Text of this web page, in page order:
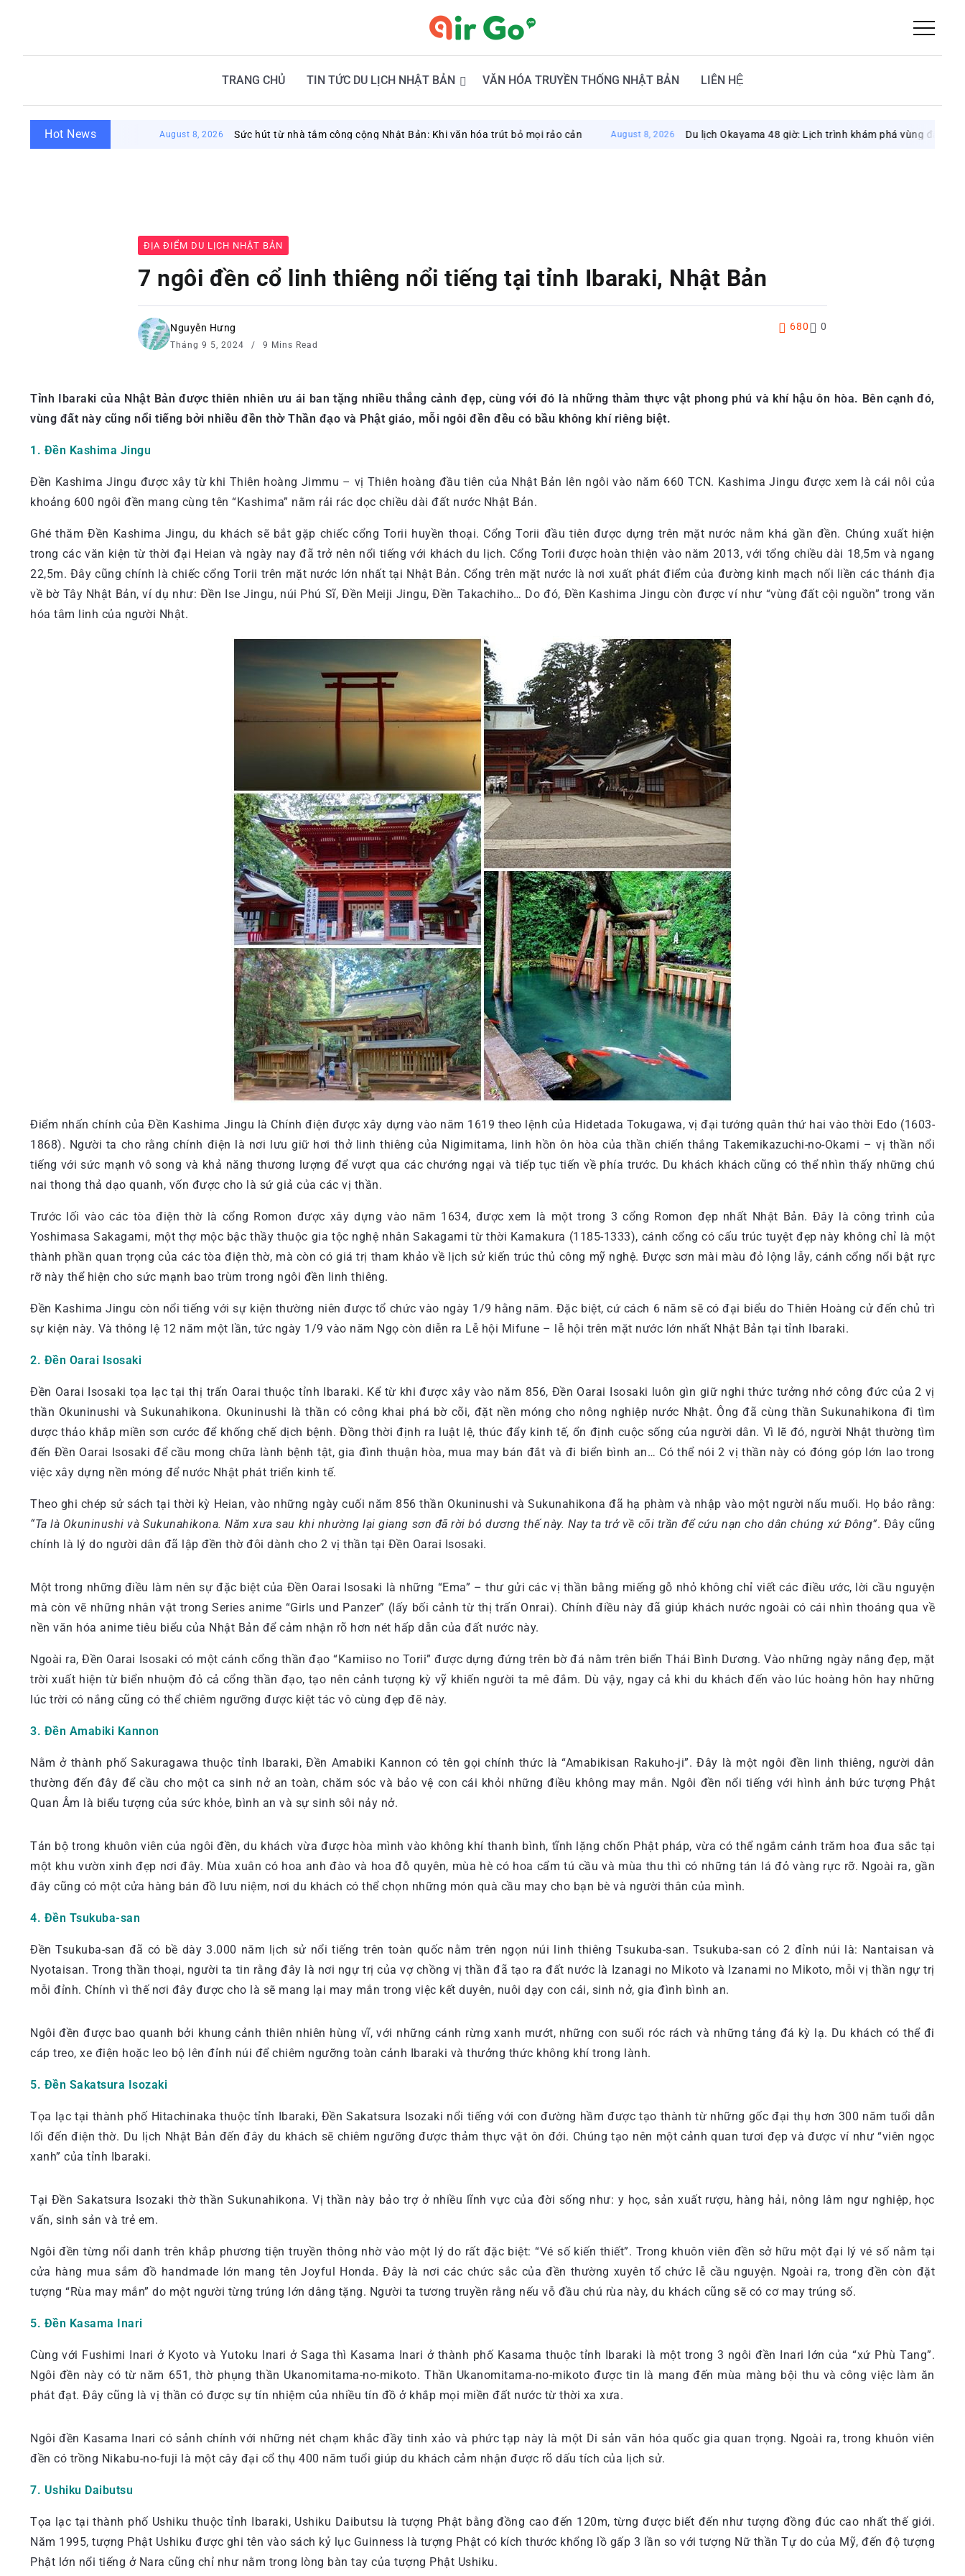
TRANG CHỦ TIN TỨC DU LỊCH NHẬT BẢN VĂN HÓA TRUYỀN THỐNG NHẬT BẢN LIÊN HỆ
Hot News August 8, 2026 Sức hút từ nhà tắm công cộng Nhật Bản: Khi văn hóa trút bỏ mọi rảo cản August 8, 2026 Du lịch Okayama 48 giờ: Lịch trình khám phá vùng đất mặt trời
ĐỊA ĐIỂM DU LỊCH NHẬT BẢN
7 ngôi đền cổ linh thiêng nổi tiếng tại tỉnh Ibaraki, Nhật Bản
Nguyễn Hưng
Tháng 9 5, 2024 9 Mins Read
680 0
Tỉnh Ibaraki của Nhật Bản được thiên nhiên ưu ái ban tặng nhiều thắng cảnh đẹp, cùng với đó là những thảm thực vật phong phú và khí hậu ôn hòa. Bên cạnh đó,
vùng đất này cũng nổi tiếng bởi nhiều đền thờ Thần đạo và Phật giáo, mỗi ngôi đền đều có bầu không khí riêng biệt.
1. Đền Kashima Jingu
Đền Kashima Jingu được xây từ khi Thiên hoàng Jimmu – vị Thiên hoàng đầu tiên của Nhật Bản lên ngôi vào năm 660 TCN. Kashima Jingu được xem là cái nôi của
khoảng 600 ngôi đền mang cùng tên “Kashima” nằm rải rác dọc chiều dài đất nước Nhật Bản.
Ghé thăm Đền Kashima Jingu, du khách sẽ bắt gặp chiếc cổng Torii huyền thoại. Cổng Torii đầu tiên được dựng trên mặt nước nằm khá gần đền. Chúng xuất hiện
trong các văn kiện từ thời đại Heian và ngày nay đã trở nên nổi tiếng với khách du lịch. Cổng Torii được hoàn thiện vào năm 2013, với tổng chiều dài 18,5m và ngang
22,5m. Đây cũng chính là chiếc cổng Torii trên mặt nước lớn nhất tại Nhật Bản. Cổng trên mặt nước là nơi xuất phát điểm của đường kinh mạch nối liền các thánh địa
về bờ Tây Nhật Bản, ví dụ như: Đền Ise Jingu, núi Phú Sĩ, Đền Meiji Jingu, Đền Takachiho… Do đó, Đền Kashima Jingu còn được ví như “vùng đất cội nguồn” trong văn
hóa tâm linh của người Nhật.
Điểm nhấn chính của Đền Kashima Jingu là Chính điện được xây dựng vào năm 1619 theo lệnh của Hidetada Tokugawa, vị đại tướng quân thứ hai vào thời Edo (1603-
1868). Người ta cho rằng chính điện là nơi lưu giữ hơi thở linh thiêng của Nigimitama, linh hồn ôn hòa của thần chiến thắng Takemikazuchi-no-Okami – vị thần nổi
tiếng với sức mạnh vô song và khả năng thương lượng để vượt qua các chướng ngại và tiếp tục tiến về phía trước. Du khách khách cũng có thể nhìn thấy những chú
nai thong thả dạo quanh, vốn được cho là sứ giả của các vị thần.
Trước lối vào các tòa điện thờ là cổng Romon được xây dựng vào năm 1634, được xem là một trong 3 cổng Romon đẹp nhất Nhật Bản. Đây là công trình của
Yoshimasa Sakagami, một thợ mộc bậc thầy thuộc gia tộc nghệ nhân Sakagami từ thời Kamakura (1185-1333), cánh cổng có cấu trúc tuyệt đẹp này không chỉ là một
thành phần quan trọng của các tòa điện thờ, mà còn có giá trị tham khảo về lịch sử kiến trúc thủ công mỹ nghệ. Được sơn mài màu đỏ lộng lẫy, cánh cổng nổi bật rực
rỡ này thể hiện cho sức mạnh bao trùm trong ngôi đền linh thiêng.
Đền Kashima Jingu còn nổi tiếng với sự kiện thường niên được tổ chức vào ngày 1/9 hằng năm. Đặc biệt, cứ cách 6 năm sẽ có đại biểu do Thiên Hoàng cử đến chủ trì
sự kiện này. Và thông lệ 12 năm một lần, tức ngày 1/9 vào năm Ngọ còn diễn ra Lễ hội Mifune – lễ hội trên mặt nước lớn nhất Nhật Bản tại tỉnh Ibaraki.
2. Đền Oarai Isosaki
Đền Oarai Isosaki tọa lạc tại thị trấn Oarai thuộc tỉnh Ibaraki. Kể từ khi được xây vào năm 856, Đền Oarai Isosaki luôn gìn giữ nghi thức tưởng nhớ công đức của 2 vị
thần Okuninushi và Sukunahikona. Okuninushi là thần có công khai phá bờ cõi, đặt nền móng cho nông nghiệp nước Nhật. Ông đã cùng thần Sukunahikona đi tìm
dược thảo khắp miền sơn cước để khống chế dịch bệnh. Đồng thời định ra luật lệ, thúc đẩy kinh tế, ổn định cuộc sống của người dân. Vì lẽ đó, người Nhật thường tìm
đến Đền Oarai Isosaki để cầu mong chữa lành bệnh tật, gia đình thuận hòa, mua may bán đắt và đi biển bình an… Có thể nói 2 vị thần này có đóng góp lớn lao trong
việc xây dựng nền móng để nước Nhật phát triển kinh tế.
Theo ghi chép sử sách tại thời kỳ Heian, vào những ngày cuối năm 856 thần Okuninushi và Sukunahikona đã hạ phàm và nhập vào một người nấu muối. Họ bảo rằng:
“Ta là Okuninushi và Sukunahikona. Năm xưa sau khi nhường lại giang sơn đã rời bỏ dương thế này. Nay ta trở về cõi trần để cứu nạn cho dân chúng xứ Đông”. Đây cũng
chính là lý do người dân đã lập đền thờ đôi dành cho 2 vị thần tại Đền Oarai Isosaki.
Một trong những điều làm nên sự đặc biệt của Đền Oarai Isosaki là những “Ema” – thư gửi các vị thần bằng miếng gỗ nhỏ không chỉ viết các điều ước, lời cầu nguyện
mà còn vẽ những nhân vật trong Series anime “Girls und Panzer” (lấy bối cảnh từ thị trấn Onrai). Chính điều này đã giúp khách nước ngoài có cái nhìn thoáng qua về
nền văn hóa anime tiêu biểu của Nhật Bản để cảm nhận rõ hơn nét hấp dẫn của đất nước này.
Ngoài ra, Đền Oarai Isosaki có một cánh cổng thần đạo “Kamiiso no Torii” được dựng đứng trên bờ đá nằm trên biển Thái Bình Dương. Vào những ngày nắng đẹp, mặt
trời xuất hiện từ biển nhuộm đỏ cả cổng thần đạo, tạo nên cảnh tượng kỳ vỹ khiến người ta mê đắm. Dù vậy, ngay cả khi du khách đến vào lúc hoàng hôn hay những
lúc trời có nắng cũng có thể chiêm ngưỡng được kiệt tác vô cùng đẹp đẽ này.
3. Đền Amabiki Kannon
Nằm ở thành phố Sakuragawa thuộc tỉnh Ibaraki, Đền Amabiki Kannon có tên gọi chính thức là “Amabikisan Rakuho-ji”. Đây là một ngôi đền linh thiêng, người dân
thường đến đây để cầu cho một ca sinh nở an toàn, chăm sóc và bảo vệ con cái khỏi những điều không may mắn. Ngôi đền nổi tiếng với hình ảnh bức tượng Phật
Quan Âm là biểu tượng của sức khỏe, bình an và sự sinh sôi nảy nở.
Tản bộ trong khuôn viên của ngôi đền, du khách vừa được hòa mình vào không khí thanh bình, tĩnh lặng chốn Phật pháp, vừa có thể ngắm cảnh trăm hoa đua sắc tại
một khu vườn xinh đẹp nơi đây. Mùa xuân có hoa anh đào và hoa đỗ quyên, mùa hè có hoa cẩm tú cầu và mùa thu thì có những tán lá đỏ vàng rực rỡ. Ngoài ra, gần
đây cũng có một cửa hàng bán đồ lưu niệm, nơi du khách có thể chọn những món quà cầu may cho bạn bè và người thân của mình.
4. Đền Tsukuba-san
Đền Tsukuba-san đã có bề dày 3.000 năm lịch sử nổi tiếng trên toàn quốc nằm trên ngọn núi linh thiêng Tsukuba-san. Tsukuba-san có 2 đỉnh núi là: Nantaisan và
Nyotaisan. Trong thần thoại, người ta tin rằng đây là nơi ngự trị của vợ chồng vị thần đã tạo ra đất nước là Izanagi no Mikoto và Izanami no Mikoto, mỗi vị thần ngự trị
mỗi đỉnh. Chính vì thế nơi đây được cho là sẽ mang lại may mắn trong việc kết duyên, nuôi dạy con cái, sinh nở, gia đình bình an.
Ngôi đền được bao quanh bởi khung cảnh thiên nhiên hùng vĩ, với những cánh rừng xanh mướt, những con suối róc rách và những tảng đá kỳ lạ. Du khách có thể đi
cáp treo, xe điện hoặc leo bộ lên đỉnh núi để chiêm ngưỡng toàn cảnh Ibaraki và thưởng thức không khí trong lành.
5. Đền Sakatsura Isozaki
Tọa lạc tại thành phố Hitachinaka thuộc tỉnh Ibaraki, Đền Sakatsura Isozaki nổi tiếng với con đường hầm được tạo thành từ những gốc đại thụ hơn 300 năm tuổi dẫn
lối đến điện thờ. Du lịch Nhật Bản đến đây du khách sẽ chiêm ngưỡng được thảm thực vật ôn đới. Chúng tạo nên một cảnh quan tươi đẹp và được ví như “viên ngọc
xanh” của tỉnh Ibaraki.
Tại Đền Sakatsura Isozaki thờ thần Sukunahikona. Vị thần này bảo trợ ở nhiều lĩnh vực của đời sống như: y học, sản xuất rượu, hàng hải, nông lâm ngư nghiệp, học
vấn, sinh sản và trẻ em.
Ngôi đền từng nổi danh trên khắp phương tiện truyền thông nhờ vào một lý do rất đặc biệt: “Vé số kiến thiết”. Trong khuôn viên đền sở hữu một đại lý vé số nằm tại
cửa hàng mua sắm đồ handmade lớn mang tên Joyful Honda. Đây là nơi các chức sắc của đền thường xuyên tổ chức lễ cầu nguyện. Ngoài ra, trong đền còn đặt
tượng “Rùa may mắn” do một người từng trúng lớn dâng tặng. Người ta tương truyền rằng nếu vỗ đầu chú rùa này, du khách cũng sẽ có cơ may trúng số.
5. Đền Kasama Inari
Cùng với Fushimi Inari ở Kyoto và Yutoku Inari ở Saga thì Kasama Inari ở thành phố Kasama thuộc tỉnh Ibaraki là một trong 3 ngôi đền Inari lớn của “xứ Phù Tang”.
Ngôi đền này có từ năm 651, thờ phụng thần Ukanomitama-no-mikoto. Thần Ukanomitama-no-mikoto được tin là mang đến mùa màng bội thu và công việc làm ăn
phát đạt. Đây cũng là vị thần có được sự tín nhiệm của nhiều tín đồ ở khắp mọi miền đất nước từ thời xa xưa.
Ngôi đền Kasama Inari có sảnh chính với những nét chạm khắc đầy tinh xảo và phức tạp này là một Di sản văn hóa quốc gia quan trọng. Ngoài ra, trong khuôn viên
đền có trồng Nikabu-no-fuji là một cây đại cổ thụ 400 năm tuổi giúp du khách cảm nhận được rõ dấu tích của lịch sử.
7. Ushiku Daibutsu
Tọa lạc tại thành phố Ushiku thuộc tỉnh Ibaraki, Ushiku Daibutsu là tượng Phật bằng đồng cao đến 120m, từng được biết đến như tượng đồng đúc cao nhất thế giới.
Năm 1995, tượng Phật Ushiku được ghi tên vào sách kỷ lục Guinness là tượng Phật có kích thước khổng lồ gấp 3 lần so với tượng Nữ thần Tự do của Mỹ, đến độ tượng
Phật lớn nổi tiếng ở Nara cũng chỉ như nằm trong lòng bàn tay của tượng Phật Ushiku.